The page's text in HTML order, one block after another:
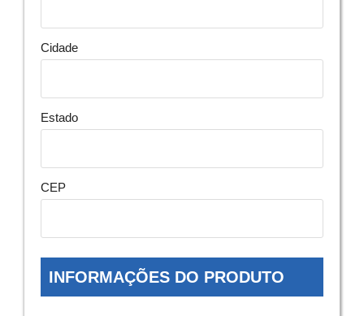
Cidade
Estado
CEP
INFORMAÇÕES DO PRODUTO